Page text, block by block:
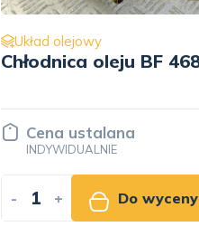
Układ olejowy
Przewód olejowy do
11031256
Cena ustalana
INDYWIDUALNIE
- + Do wyceny